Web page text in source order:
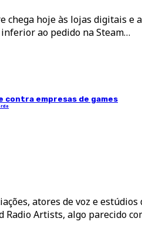
hoje às lojas digitais e
ao pedido na Steam…
contra empresas de games
atores de voz e
Radio Artists, algo parecido